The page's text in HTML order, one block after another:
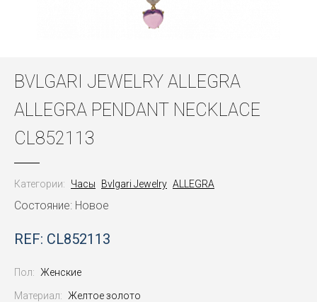
BVLGARI JEWELRY ALLEGRA
ALLEGRA PENDANT NECKLACE
CL852113
Категории: Часы Bvlgari Jewelry ALLEGRA
Состояние: Новое
REF: CL852113
Пол: Женские
Материал: Желтое золото